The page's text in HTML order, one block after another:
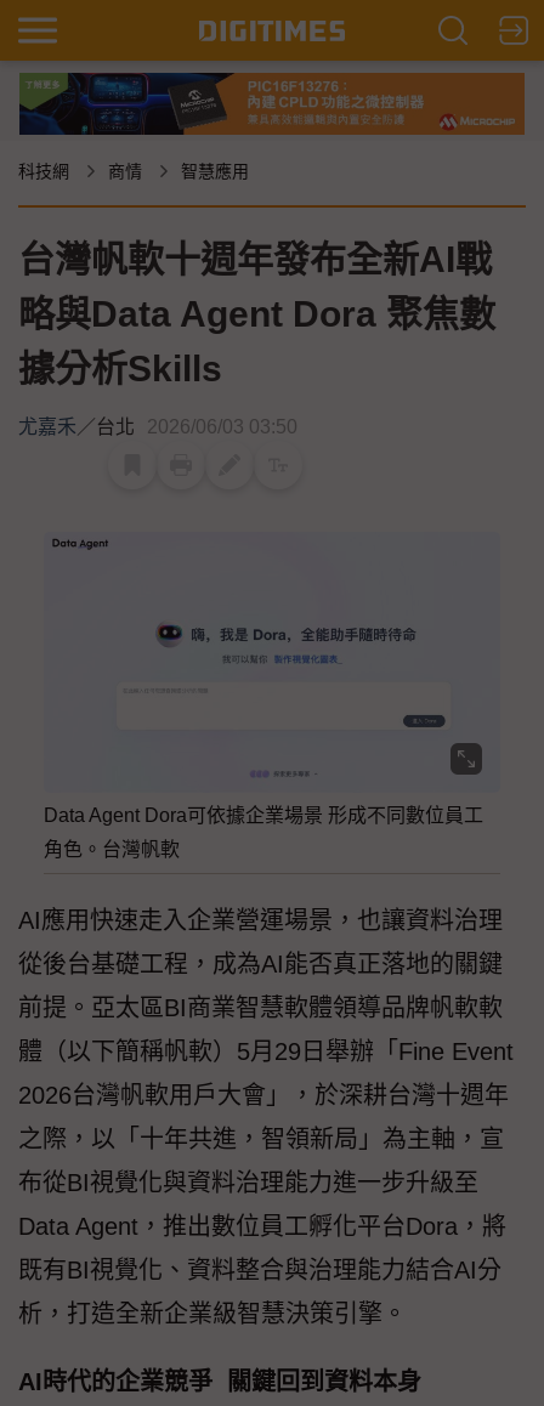
科技網 商情 智慧應用
台灣帆軟十週年發布全新AI戰
略與Data Agent Dora 聚焦數
據分析Skills
尤嘉禾／台北 2026/06/03 03:50
Data Agent Dora可依據企業場景 形成不同數位員工
角色。台灣帆軟
AI應用快速走入企業營運場景，也讓資料治理
從後台基礎工程，成為AI能否真正落地的關鍵
前提。亞太區BI商業智慧軟體領導品牌帆軟軟
體（以下簡稱帆軟）5月29日舉辦「Fine Event
2026台灣帆軟用戶大會」，於深耕台灣十週年
之際，以「十年共進，智領新局」為主軸，宣
布從BI視覺化與資料治理能力進一步升級至
Data Agent，推出數位員工孵化平台Dora，將
既有BI視覺化、資料整合與治理能力結合AI分
析，打造全新企業級智慧決策引擎。
AI時代的企業競爭 關鍵回到資料本身